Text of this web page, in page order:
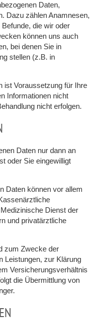
Daten,
Dazu zählen Anamnesen,
die wir oder
können uns auch
bei denen Sie in
stellen (z.B. in
ist Voraussetzung für Ihre
Informationen nicht
nicht erfolgen.
Daten nur dann an
oder Sie eingewilligt
Daten können vor allem
Dienst der
und privatärztliche
zum Zwecke der
Leistungen, zur Klärung
Versicherungsverhältnis
die Übermittlung von